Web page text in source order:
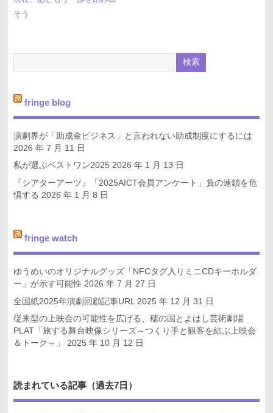
そう
fringe blog
演劇界が「助成金ビジネス」と言われない助成制度にするには
2026 年 7 月 11 日
私が選ぶベストワン2025 2026 年 1 月 13 日
『シアターアーツ』「2025AICT会員アンケート」負の連鎖を危
惧する 2026 年 1 月 8 日
fringe watch
ゆうめいのオリジナルグッズ「NFCタグ入りミニCDキーホルダ
ー」が示す可能性 2026 年 7 月 27 日
全国紙2025年演劇回顧記事URL 2025 年 12 月 31 日
従来型の上映会の可能性を広げる、穂の国とよはし芸術劇場
PLAT「旅する舞台映像シリーズ～つくり手と観客を結ぶ上映会
＆トーク～」
2025 年 10 月 12 日
読まれている記事（過去7日）